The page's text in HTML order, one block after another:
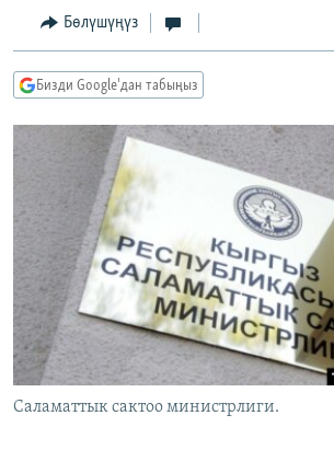
ЭКСПЕРТТЕР ТАЛДАЙТ
БИЗ ЖАНА ДҮЙНӨ
ЭЖЕ-СИҢДИЛЕР
АЗАТТЫК+
ЫҢГАЙСЫЗ СУРООЛОР
ӨЗГӨЧӨ ПИКИР
Русский
ОНЛАЙН ШЕРИНЕ
ЭЕ/АРнун бардык сайттары
Бөлүшүңүз
Бизди Google'дан табыңыз
Саламаттык сактоо министрлиги.